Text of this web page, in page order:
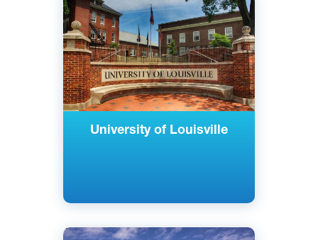
University of Louisville
Луисвилл, Кентукки, США
Государственный
Английский